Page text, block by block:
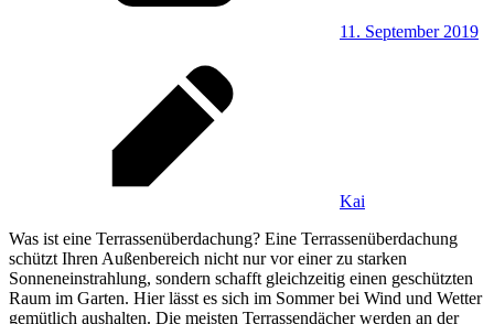
11. September 2019
Kai
Was ist eine Terrassenüberdachung? Eine Terrassenüberdachung
schützt Ihren Außenbereich nicht nur vor einer zu starken
Sonneneinstrahlung, sondern schafft gleichzeitig einen geschützten
Raum im Garten. Hier lässt es sich im Sommer bei Wind und Wetter
gemütlich aushalten. Die meisten Terrassendächer werden an der